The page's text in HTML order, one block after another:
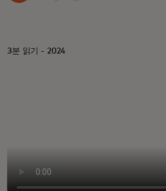
3분 읽기 - 2024